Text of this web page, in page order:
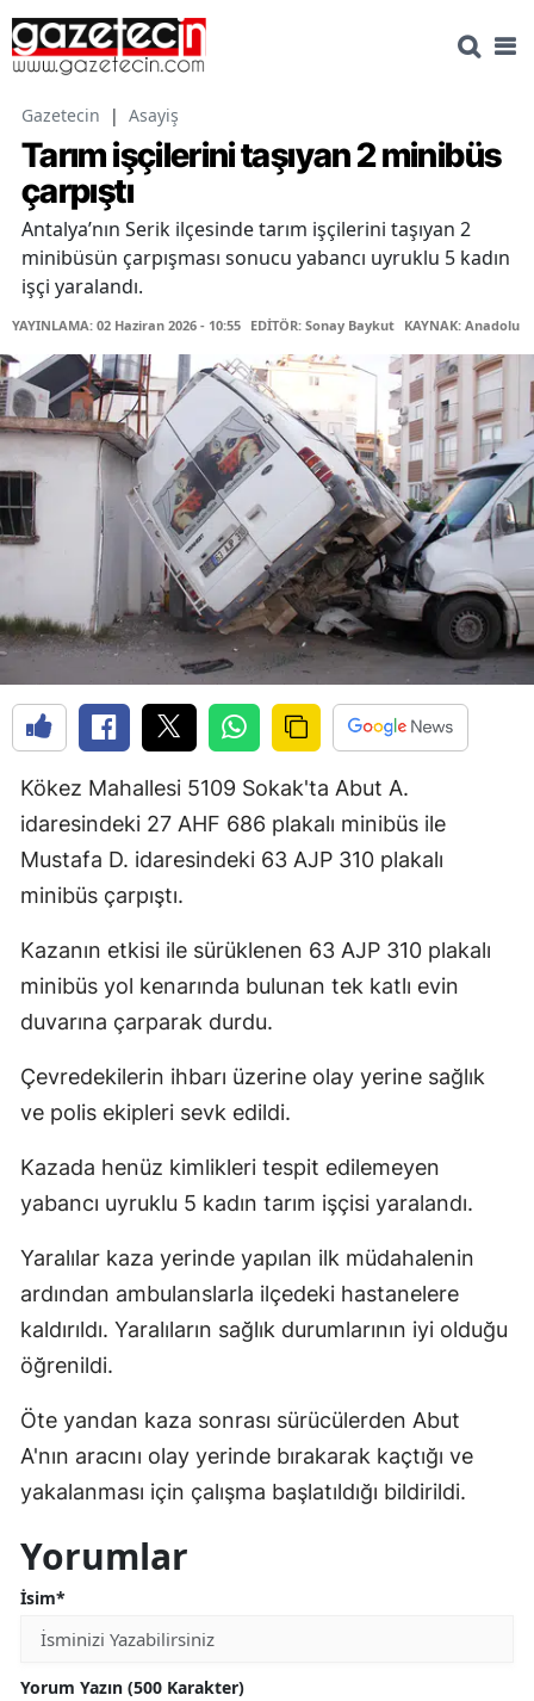
Gazetecin | Asayiş
Tarım işçilerini taşıyan 2 minibüs
çarpıştı
Antalya’nın Serik ilçesinde tarım işçilerini taşıyan 2
minibüsün çarpışması sonucu yabancı uyruklu 5 kadın
işçi yaralandı.
YAYINLAMA: 02 Haziran 2026 - 10:55 EDİTÖR: Sonay Baykut KAYNAK: Anadolu
Kökez Mahallesi 5109 Sokak'ta Abut A.
idaresindeki 27 AHF 686 plakalı minibüs ile
Mustafa D. idaresindeki 63 AJP 310 plakalı
minibüs çarpıştı.
Kazanın etkisi ile sürüklenen 63 AJP 310 plakalı
minibüs yol kenarında bulunan tek katlı evin
duvarına çarparak durdu.
Çevredekilerin ihbarı üzerine olay yerine sağlık
ve polis ekipleri sevk edildi.
Kazada henüz kimlikleri tespit edilemeyen
yabancı uyruklu 5 kadın tarım işçisi yaralandı.
Yaralılar kaza yerinde yapılan ilk müdahalenin
ardından ambulanslarla ilçedeki hastanelere
kaldırıldı. Yaralıların sağlık durumlarının iyi olduğu
öğrenildi.
Öte yandan kaza sonrası sürücülerden Abut
A'nın aracını olay yerinde bırakarak kaçtığı ve
yakalanması için çalışma başlatıldığı bildirildi.
Yorumlar
İsim*
Yorum Yazın (500 Karakter)